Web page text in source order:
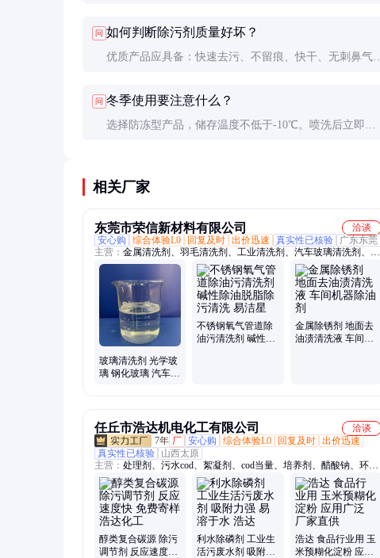
分。
问 如何判断除污剂质量好坏？
优质产品应具备：快速去污、不留痕、快干、无刺鼻气
问 冬季使用要注意什么？
选择防冻型产品，储存温度不低于-10℃。喷洗后立即擦
相关厂家
东莞市荣信新材料有限公司
洽谈
安心购
综合体验L0 回复及时 出价迅速 真实性已核验
广东东莞
主营： 金属清洗剂、羽毛清洗剂、工业清洗剂、汽车玻璃清洗剂、纺
织水洗助剂、消泡剂
玻璃清洗剂 光学玻
璃 钢化玻璃 汽车玻
不锈钢氧气管道除
油污清洗剂 碱性除
金属除锈剂 地面去
油渍清洗液 车间机
任丘市浩达机电化工有限公司
洽谈
7年 厂 安心购 综合体验L0 回复及时 出价迅速
真实性已核验
山西太原
主营： 处理剂、污水cod、絮凝剂、cod当量、培养剂、醋酸钠、环保
药剂、淀粉标准、酰胺用量、cod去除剂、防水乳液、氯化铝絮凝、
氯化铝国标、臭味降解剂、葡萄糖成分、超标去除剂、酰胺添加量、
离子聚丙烯、硫酸铁国标、净水剂聚合、废水去除剂、聚合氯化铝、
工业葡萄糖、污水除臭剂、硫酸铁除磷
醇类复合碳源 除污
调节剂 反应速度快
利水除磷剂 工业生
活污废水剂 吸附力
浩达 食品行业用 玉
米预糊化淀粉 应用